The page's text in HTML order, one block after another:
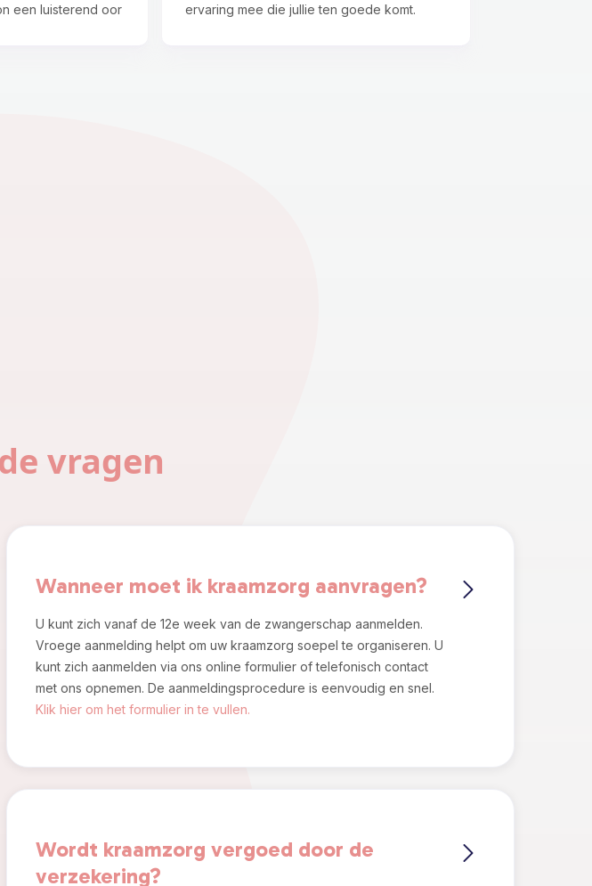
een luisterend oor
ervaring mee die jullie ten goede komt.
vragen
Wanneer moet ik kraamzorg aanvragen?
U kunt zich vanaf de 12e week van de zwangerschap aanmelden.
Vroege aanmelding helpt om uw kraamzorg soepel te organiseren. U
kunt zich aanmelden via ons online formulier of telefonisch contact
met ons opnemen. De aanmeldingsprocedure is eenvoudig en snel.
Klik hier om het formulier in te vullen.
Wordt kraamzorg vergoed door de
verzekering?